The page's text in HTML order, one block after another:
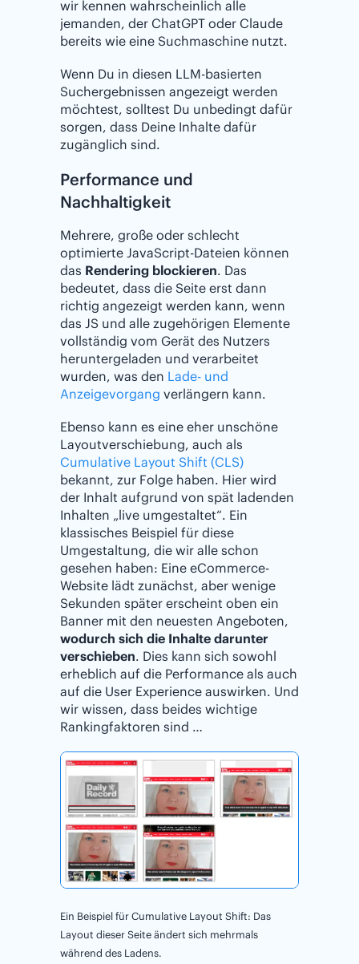
wir kennen wahrscheinlich alle
jemanden, der ChatGPT oder Claude
bereits wie eine Suchmaschine nutzt.
Wenn Du in diesen LLM-basierten
Suchergebnissen angezeigt werden
möchtest, solltest Du unbedingt dafür
sorgen, dass Deine Inhalte dafür
zugänglich sind.
Performance und
Nachhaltigkeit
Mehrere, große oder schlecht
optimierte JavaScript-Dateien können
das Rendering blockieren. Das
bedeutet, dass die Seite erst dann
richtig angezeigt werden kann, wenn
das JS und alle zugehörigen Elemente
vollständig vom Gerät des Nutzers
heruntergeladen und verarbeitet
wurden, was den Lade- und
Anzeigevorgang verlängern kann.
Ebenso kann es eine eher unschöne
Layoutverschiebung, auch als
Cumulative Layout Shift (CLS)
bekannt, zur Folge haben. Hier wird
der Inhalt aufgrund von spät ladenden
Inhalten „live umgestaltet“. Ein
klassisches Beispiel für diese
Umgestaltung, die wir alle schon
gesehen haben: Eine eCommerce-
Website lädt zunächst, aber wenige
Sekunden später erscheint oben ein
Banner mit den neuesten Angeboten,
wodurch sich die Inhalte darunter
verschieben. Dies kann sich sowohl
erheblich auf die Performance als auch
auf die User Experience auswirken. Und
wir wissen, dass beides wichtige
Rankingfaktoren sind …
Ein Beispiel für Cumulative Layout Shift: Das
Layout dieser Seite ändert sich mehrmals
während des Ladens.